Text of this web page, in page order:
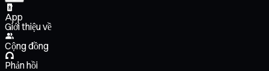
App
Giới thiệu về
Cộng đồng
Phản hồi